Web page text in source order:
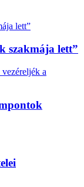
szakmája lett”